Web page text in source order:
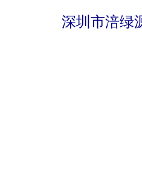
深圳市涪绿